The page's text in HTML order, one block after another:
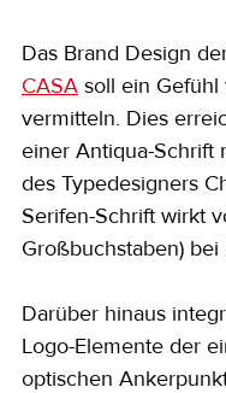
Das Brand Design
CASA soll ein Gefühl
vermitteln. Dies
einer Antiqua-Schrift
des Typedesigners
Serifen-Schrift wirkt
Großbuchstaben)
Darüber hinaus
Logo-Elemente der
optischen